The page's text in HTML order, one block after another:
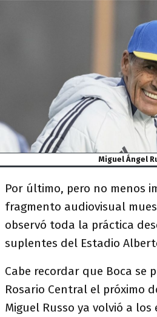
Miguel Ángel
Por último, pero no menos
fragmento audiovisual
observó toda la práctica
suplentes del Estadio
Cabe recordar que Boca se
Rosario Central el próximo
Miguel Russo ya volvió a